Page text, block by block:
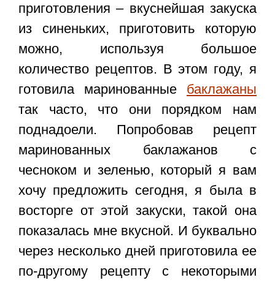
приготовления – вкуснейшая закуска
из синеньких, приготовить которую
можно, используя большое
количество рецептов. В этом году, я
готовила маринованные баклажаны
так часто, что они порядком нам
поднадоели. Попробовав рецепт
маринованных баклажанов с
чесноком и зеленью, который я вам
хочу предложить сегодня, я была в
восторге от этой закуски, такой она
показалась мне вкусной. И буквально
через несколько дней приготовила ее
по-другому рецепту с некоторыми